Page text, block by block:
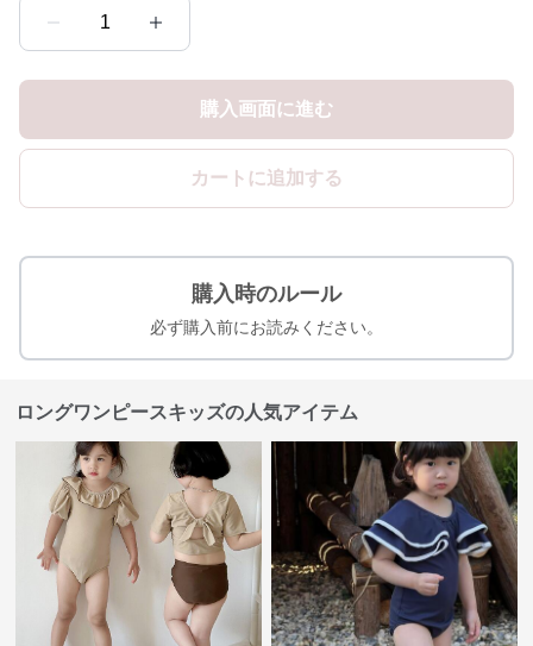
1
購入画面に進む
カートに追加する
購入時のルール
必ず購入前にお読みください。
ロングワンピースキッズの人気アイテム